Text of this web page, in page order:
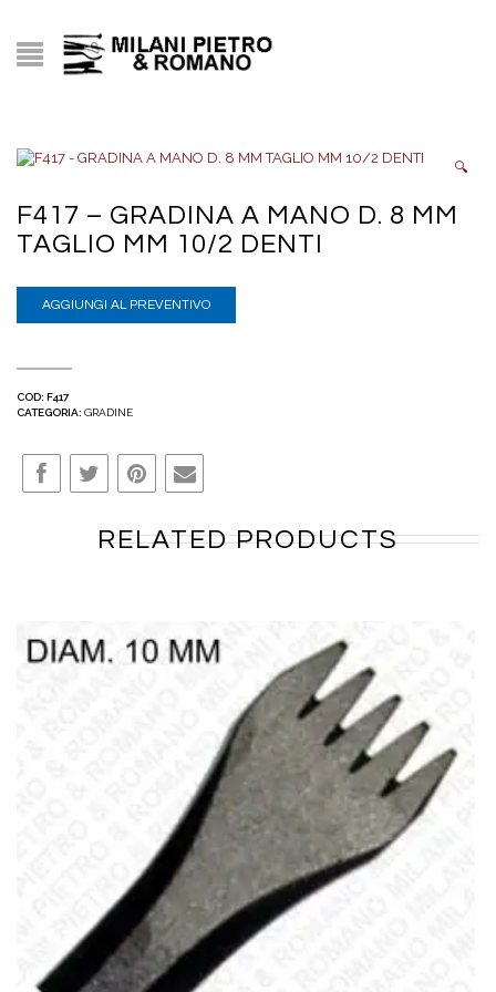
🔍
F417 – GRADINA A MANO D. 8 MM
TAGLIO MM 10/2 DENTI
AGGIUNGI AL PREVENTIVO
COD: F417
CATEGORIA: GRADINE
RELATED PRODUCTS